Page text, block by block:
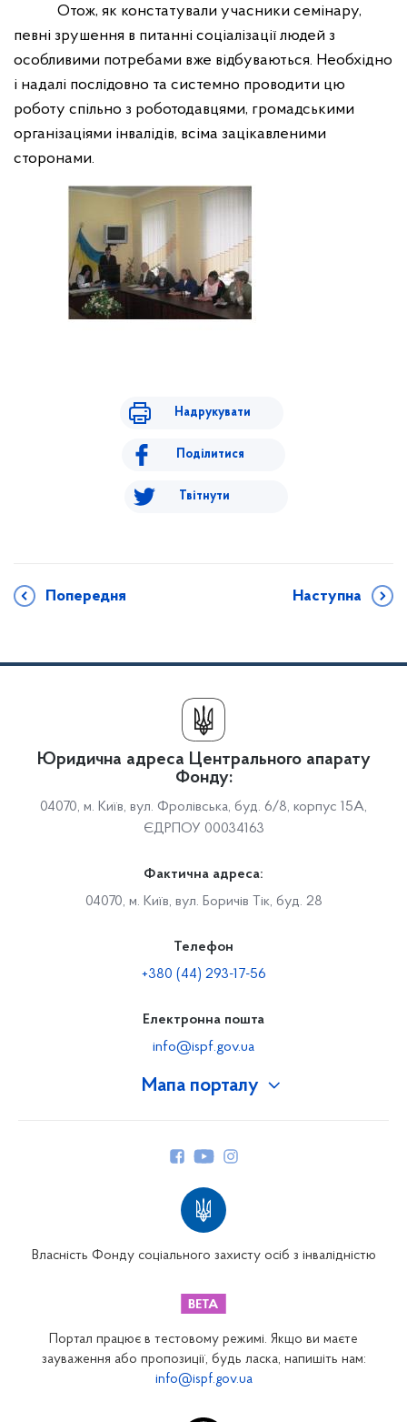
Отож, як констатували учасники семінару,
певні зрушення в питанні соціалізації людей з
особливими потребами вже відбуваються. Необхідно
і надалі послідовно та системно проводити цю
роботу спільно з роботодавцями, громадськими
організаціями інвалідів, всіма зацікавленими
сторонами.
Надрукувати
Поділитися
Твітнути
Попередня Наступна
Мапа порталу
Закарпатське відділення
Запорізьке відділення
Юридична адреса Центрального апарату
Фонду:
04070, м. Київ, вул. Фролівська, буд. 6/8, корпус 15А,
ЄДРПОУ 00034163
Фактична адреса:
04070, м. Київ, вул. Боричів Тік, буд. 28
Телефон
+380 (44) 293-17-56
Електронна пошта
info@ispf.gov.ua
Власність Фонду соціального захисту осіб з інвалідністю
Портал працює в тестовому режимі. Якщо ви маєте
зауваження або пропозиції, будь ласка, напишіть нам:
info@ispf.gov.ua